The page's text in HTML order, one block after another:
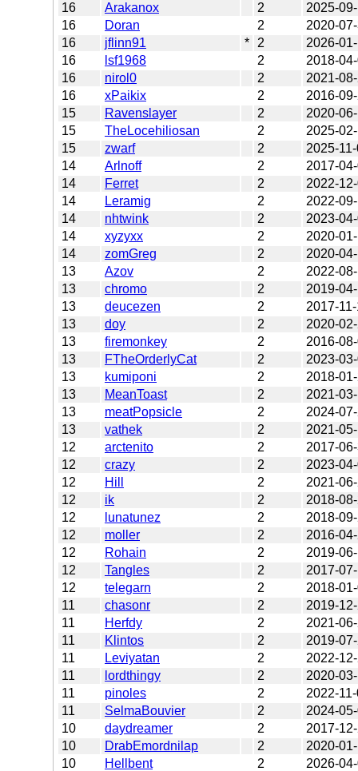
16
Arakanox 2
2025-
16
Doran 2
2020-
16
jflinn91 * 2
2026-
16
lsf1968 2
2018-
16
nirol0 2
2021-
16
xPaikix 2
2016-
15
Ravenslayer 2
2020-
15
TheLocehiliosan 2
2025-
15
zwarf 2
2025-
14
Arlnoff 2
2017-
14
Ferret 2
2022-
14
Leramig 2
2022-
14
nhtwink 2
2023-
14
xyzyxx 2
2020-
14
zomGreg 2
2020-
13
Azov 2
2022-
13
chromo 2
2019-
13
deucezen 2
2017-
13
doy 2
2020-
13
firemonkey 2
2016-
13
FTheOrderlyCat 2
2023-
13
kumiponi 2
2018-
13
MeanToast 2
2021-
13
meatPopsicle 2
2024-
13
vathek 2
2021-
12
arctenito 2
2017-
12
crazy 2
2023-
12
Hill 2
2021-
12
ik 2
2018-
12
lunatunez 2
2018-
12
moller 2
2016-
12
Rohain 2
2019-
12
Tangles 2
2017-
12
telegarn 2
2018-
11
chasonr 2
2019-
11
Herfdy 2
2021-
11
Klintos 2
2019-
11
Leviyatan 2
2022-
11
lordthingy 2
2020-
11
pinoles 2
2022-
11
SelmaBouvier 2
2024-
10
daydreamer 2
2017-
10
DrabEmordnilap 2
2020-
10
Hellbent 2
2026-